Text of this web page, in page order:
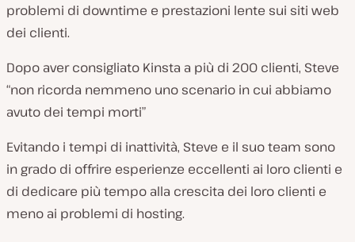
problemi di downtime e prestazioni lente sui siti web
dei clienti.
Dopo aver consigliato Kinsta a più di 200 clienti, Steve
“non ricorda nemmeno uno scenario in cui abbiamo
avuto dei tempi morti”
Evitando i tempi di inattività, Steve e il suo team sono
in grado di offrire esperienze eccellenti ai loro clienti e
di dedicare più tempo alla crescita dei loro clienti e
meno ai problemi di hosting.